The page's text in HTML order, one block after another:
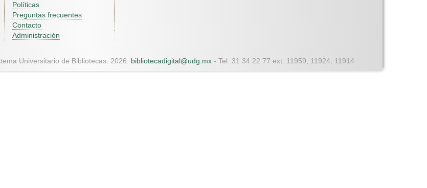
Políticas
Preguntas frecuentes
Contacto
Administración
Universitario de Bibliotecas. 2026. bibliotecadigital@udg.mx - Tel. 31 34 22 77 ext. 11959, 11924, 11914